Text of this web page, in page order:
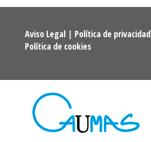
Aviso Legal | Política de privacidad
Política de cookies